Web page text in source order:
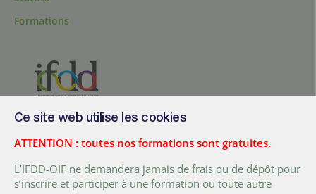
Formations
Canada
Tél. :+ (1) 418 692 5727
Fax :+ (1) 418 692 5644
Ce site web utilise les cookies
ATTENTION : toutes nos formations sont gratuites.
L’IFDD-OIF ne demandera jamais de frais ou de dépôt pour
s’inscrire et participer à une formation ou toute autre